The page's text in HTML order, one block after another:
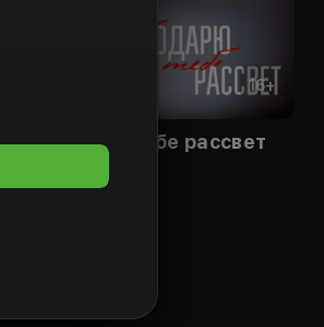
16+
Я подарю тебе рассвет